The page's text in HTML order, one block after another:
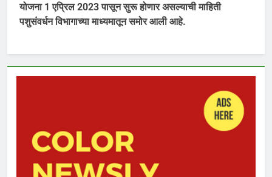
योजना 1 एप्रिल 2023 पासून सुरू होणार असल्याची माहिती
पशुसंवर्धन विभागाच्या माध्यमातून समोर आली आहे.